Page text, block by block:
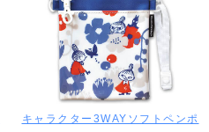
キャラクター3WAYソフトペンポ